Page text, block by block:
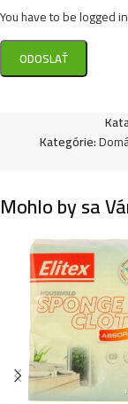
You have to be logged
Kategórie:
Mohlo by sa